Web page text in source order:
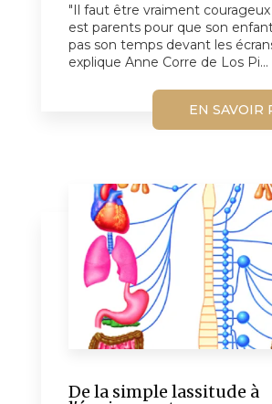
"Il faut être vraiment
est parents pour que son
pas son temps devant les
explique Anne Corre de Los Pi...
EN SAVOIR
De la simple lassitude à